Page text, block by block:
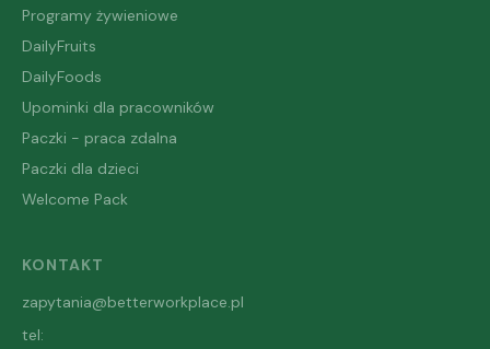
Programy żywieniowe
DailyFruits
DailyFoods
Upominki dla pracowników
Paczki - praca zdalna
Paczki dla dzieci
Welcome Pack
KONTAKT
zapytania@betterworkplace.pl
tel: